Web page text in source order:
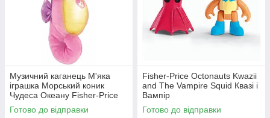
Музичний каганець М'яка
іграшка Морський коник
Чудеса Океану Fisher-Price
Soothe and Glow Seahorse
Готово до відправки
Fisher-Price Octonauts Kwazii
and The Vampire Squid Квазі і
Вампір
Готово до відправки